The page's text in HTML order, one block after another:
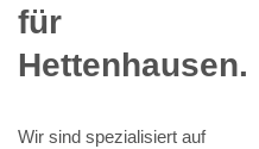
für
Hettenhausen.
Wir sind spezialisiert auf